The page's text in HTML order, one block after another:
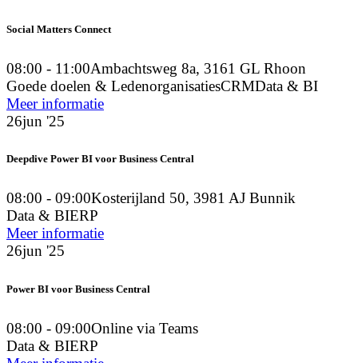
Social Matters Connect
08:00 - 11:00Ambachtsweg 8a, 3161 GL Rhoon
Goede doelen & LedenorganisatiesCRMData & BI
Meer informatie
26jun '25
Deepdive Power BI voor Business Central
08:00 - 09:00Kosterijland 50, 3981 AJ Bunnik
Data & BIERP
Meer informatie
26jun '25
Power BI voor Business Central
08:00 - 09:00Online via Teams
Data & BIERP